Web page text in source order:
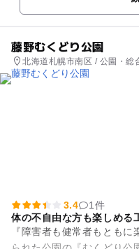
藤野むくどり公園
北海道札幌市南区 / 公園・総
3.4
1件
体の不自由な方も楽しめる
『障害者も健常者もとも